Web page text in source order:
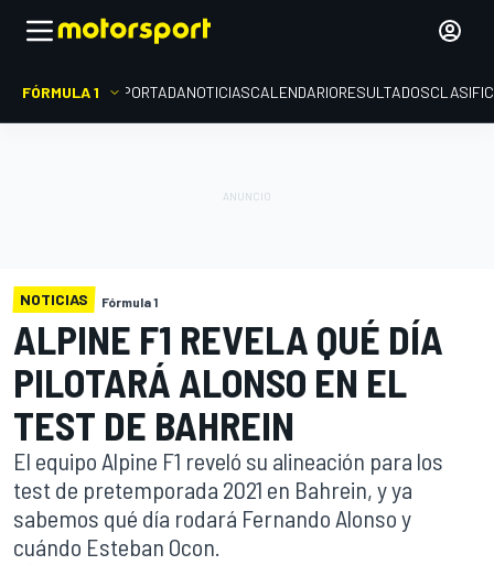
FÓRMULA 1 PORTADANOTICIASCALENDARIORESULTADOS
NOTICIAS Fórmula 1
ALPINE F1 REVELA QUÉ DÍA
PILOTARÁ ALONSO EN EL
TEST DE BAHREIN
El equipo Alpine F1 reveló su alineación para los
test de pretemporada 2021 en Bahrein, y ya
sabemos qué día rodará Fernando Alonso y
cuándo Esteban Ocon.